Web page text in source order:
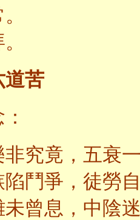
道苦
非究竟，五衰
鬥爭，徒勞
未曾息，中陰